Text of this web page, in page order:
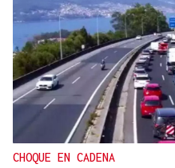
CHOQUE EN CADENA